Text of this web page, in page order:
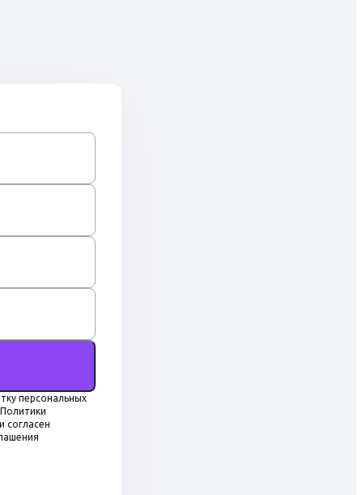
персональных
согласен